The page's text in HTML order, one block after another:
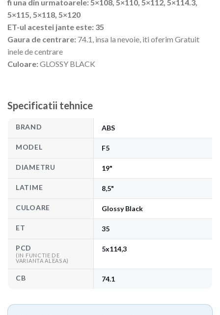
fi una din urmatoarele: 5×108, 5×110, 5×112, 5×114.3,
5×115, 5×118, 5×120
ET-ul acestei jante este: 35
Gaura de centrare: 74.1, insa la nevoie, iti oferim Gratuit
inele de centrare
Culoare:GLOSSY BLACK
Specificatii tehnice
BRAND ABS
MODEL F5
DIAMETRU 19"
LATIME 8,5"
CULOARE Glossy Black
ET 35
PCD
(IN FUNCTIE DE
VARIANTA ALEASA)
5x114,3
CB 74.1